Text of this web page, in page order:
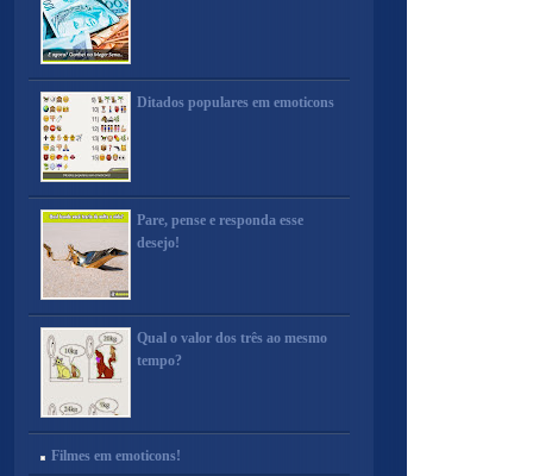
Ditados populares em emoticons
Pare, pense e responda esse
desejo!
Qual o valor dos três ao mesmo
tempo?
Filmes em emoticons!